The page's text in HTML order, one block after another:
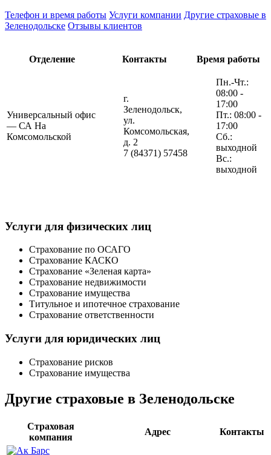
Телефон и время работы Услуги компании Другие страховые в
Зеленодольске Отзывы клиентов
Отделение Контакты Время работы
Универсальный офис
— СА На
Комсомольской
г.
Зеленодольск,
ул.
Комсомольская,
д. 2
7 (84371) 57458
Пн.-Чт.:
08:00 -
17:00
Пт.: 08:00 -
17:00
Сб.:
выходной
Вс.:
выходной
Услуги для физических лиц
Страхование по ОСАГО
Страхование КАСКО
Страхование «Зеленая карта»
Страхование недвижимости
Страхование имущества
Титульное и ипотечное страхование
Страхование ответственности
Услуги для юридических лиц
Страхование рисков
Страхование имущества
Другие страховые в Зеленодольске
Страховая
компания
Адрес Контакты